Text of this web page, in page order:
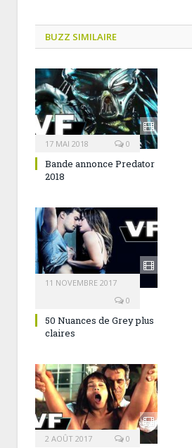
BUZZ SIMILAIRE
17 MAI 2018 0
Bande annonce Predator
2018
11 NOVEMBRE 2017
0
50 Nuances de Grey plus
claires
2 AOÛT 2017 0